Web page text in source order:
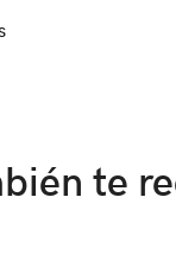
te